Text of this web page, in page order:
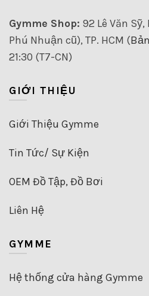
Gymme Shop: 92 Lê Văn Sỹ,
Phú Nhuận cũ), TP. HCM (
21:30 (T7-CN)
GIỚI THIỆU
Giới Thiệu Gymme
Tin Tức/ Sự Kiện
OEM Đồ Tập, Đồ Bơi
Liên Hệ
GYMME
Hệ thống cửa hàng Gymme